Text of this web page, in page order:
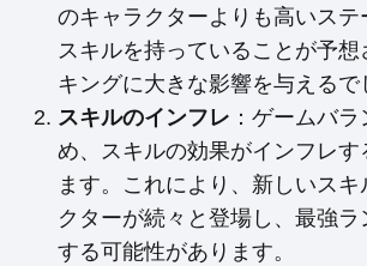
のキャラクターよりも高いステ
スキルを持っていることが予
キングに大きな影響を与えるで
スキルのインフレ ：ゲームバ
め、スキルの効果がインフレす
ます。これにより、新しいスキ
クターが続々と登場し、最強
する可能性があります。